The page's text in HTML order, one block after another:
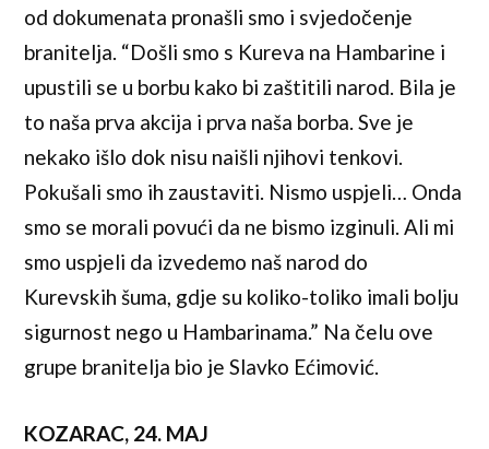
od dokumenata pronašli smo i svjedočenje
branitelja. “Došli smo s Kureva na Hambarine i
upustili se u borbu kako bi zaštitili narod. Bila je
to naša prva akcija i prva naša borba. Sve je
nekako išlo dok nisu naišli njihovi tenkovi.
Pokušali smo ih zaustaviti. Nismo uspjeli… Onda
smo se morali povući da ne bismo izginuli. Ali mi
smo uspjeli da izvedemo naš narod do
Kurevskih šuma, gdje su koliko-toliko imali bolju
sigurnost nego u Hambarinama.” Na čelu ove
grupe branitelja bio je Slavko Ećimović.
KOZARAC, 24. MAJ